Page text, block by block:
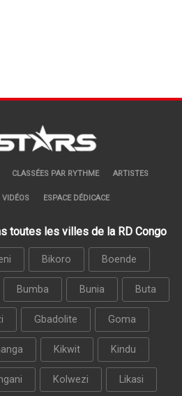
CLASSÉES PAR RYTHME ARTISTES
VIDÉOS ESPACE DÉDICACE
toutes les villes de la RD Congo
Bikoro Boende
Bumba Bunia Buta
Gbadolite Goma
Kikwit Kindu
Kolwezi Likasi